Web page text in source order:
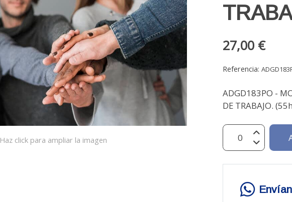
Haz click para ampliar la imagen
27,00 €
Referencia:
ADGD183PO -
DE TRABAJO.